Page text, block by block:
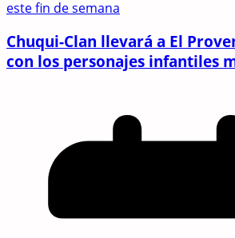
este fin de semana
Chuqui-Clan llevará a El
con los personajes infantiles